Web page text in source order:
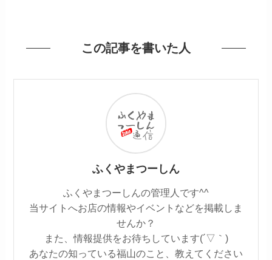
この記事を書いた人
ふくやまつーしん
ふくやまつーしんの管理人です^^
当サイトへお店の情報やイベントなどを掲載しま
せんか？
また、情報提供をお待ちしています(´▽｀)
あなたの知っている福山のこと、教えてください